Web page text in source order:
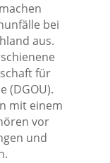
bei
aus.
für
(DGOU).
mit einem
vor
und